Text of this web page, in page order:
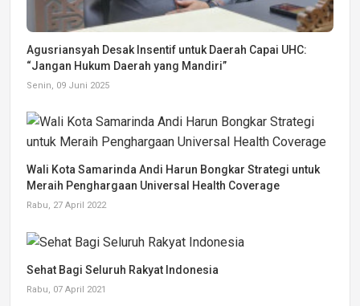
Agusriansyah Desak Insentif untuk Daerah Capai UHC:
“Jangan Hukum Daerah yang Mandiri”
Senin, 09 Juni 2025
Wali Kota Samarinda Andi Harun Bongkar Strategi untuk
Meraih Penghargaan Universal Health Coverage
Rabu, 27 April 2022
Sehat Bagi Seluruh Rakyat Indonesia
Rabu, 07 April 2021